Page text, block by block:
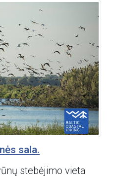
sala.
stebėjimo vieta